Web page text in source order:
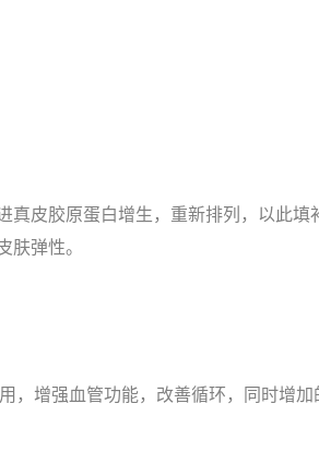
真皮胶原蛋白增生，重新排列，以此填
弹性。
，增强血管功能，改善循环，同时增加